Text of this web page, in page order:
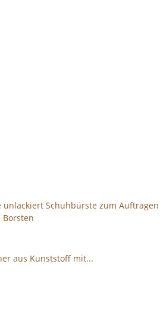
unlackiert Schuhbürste zum Auftragen
Borsten